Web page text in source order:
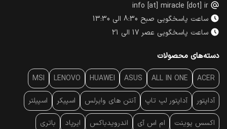
info [at] miracle [dot] ir
ساعت پاسخگویی صبح 8:30 الی 13:30
ساعت پاسخگویی عصر 17 الی 21
دسته‌های محصولات
ACER
ALL IN ONE
ASUS
HUAWEI
LENOVO
MSI
آداپتور آداپتور لپ تاپ آنتن‌ های وایرلس اسپیکر اسپیلتر
اکسس پوینت ام اس آی اندرویدباکس ایرپاد باتری